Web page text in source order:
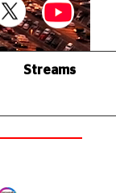
Streams